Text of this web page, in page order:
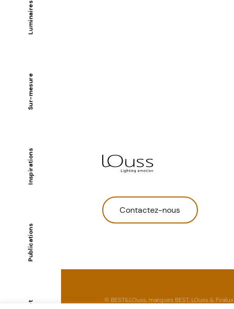
Luminaires
Sur-mesure
Inspirations
Publications
Contactez-nous
© BEST&LOuss, marques BEST, LOuss & Firalux